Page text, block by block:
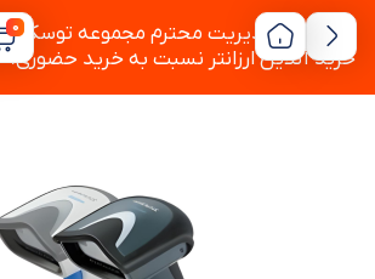
به دستور مدیریت محترم مجموعه توسکام ،
خرید آنلاین ارزانتر نسبت به خرید حضوری.
0